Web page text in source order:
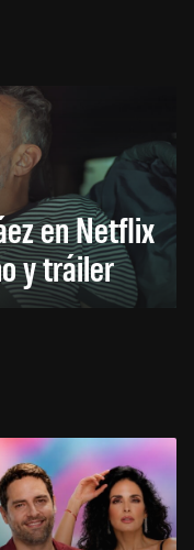
en Netflix
y tráiler